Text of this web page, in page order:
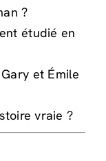
?
étudié en
et Émile
vraie ?